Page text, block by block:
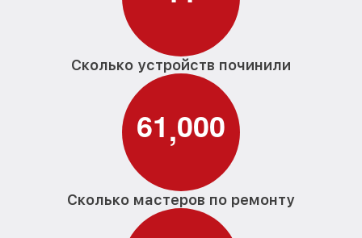
Сколько устройств починили
61,000
Сколько мастеров по ремонту